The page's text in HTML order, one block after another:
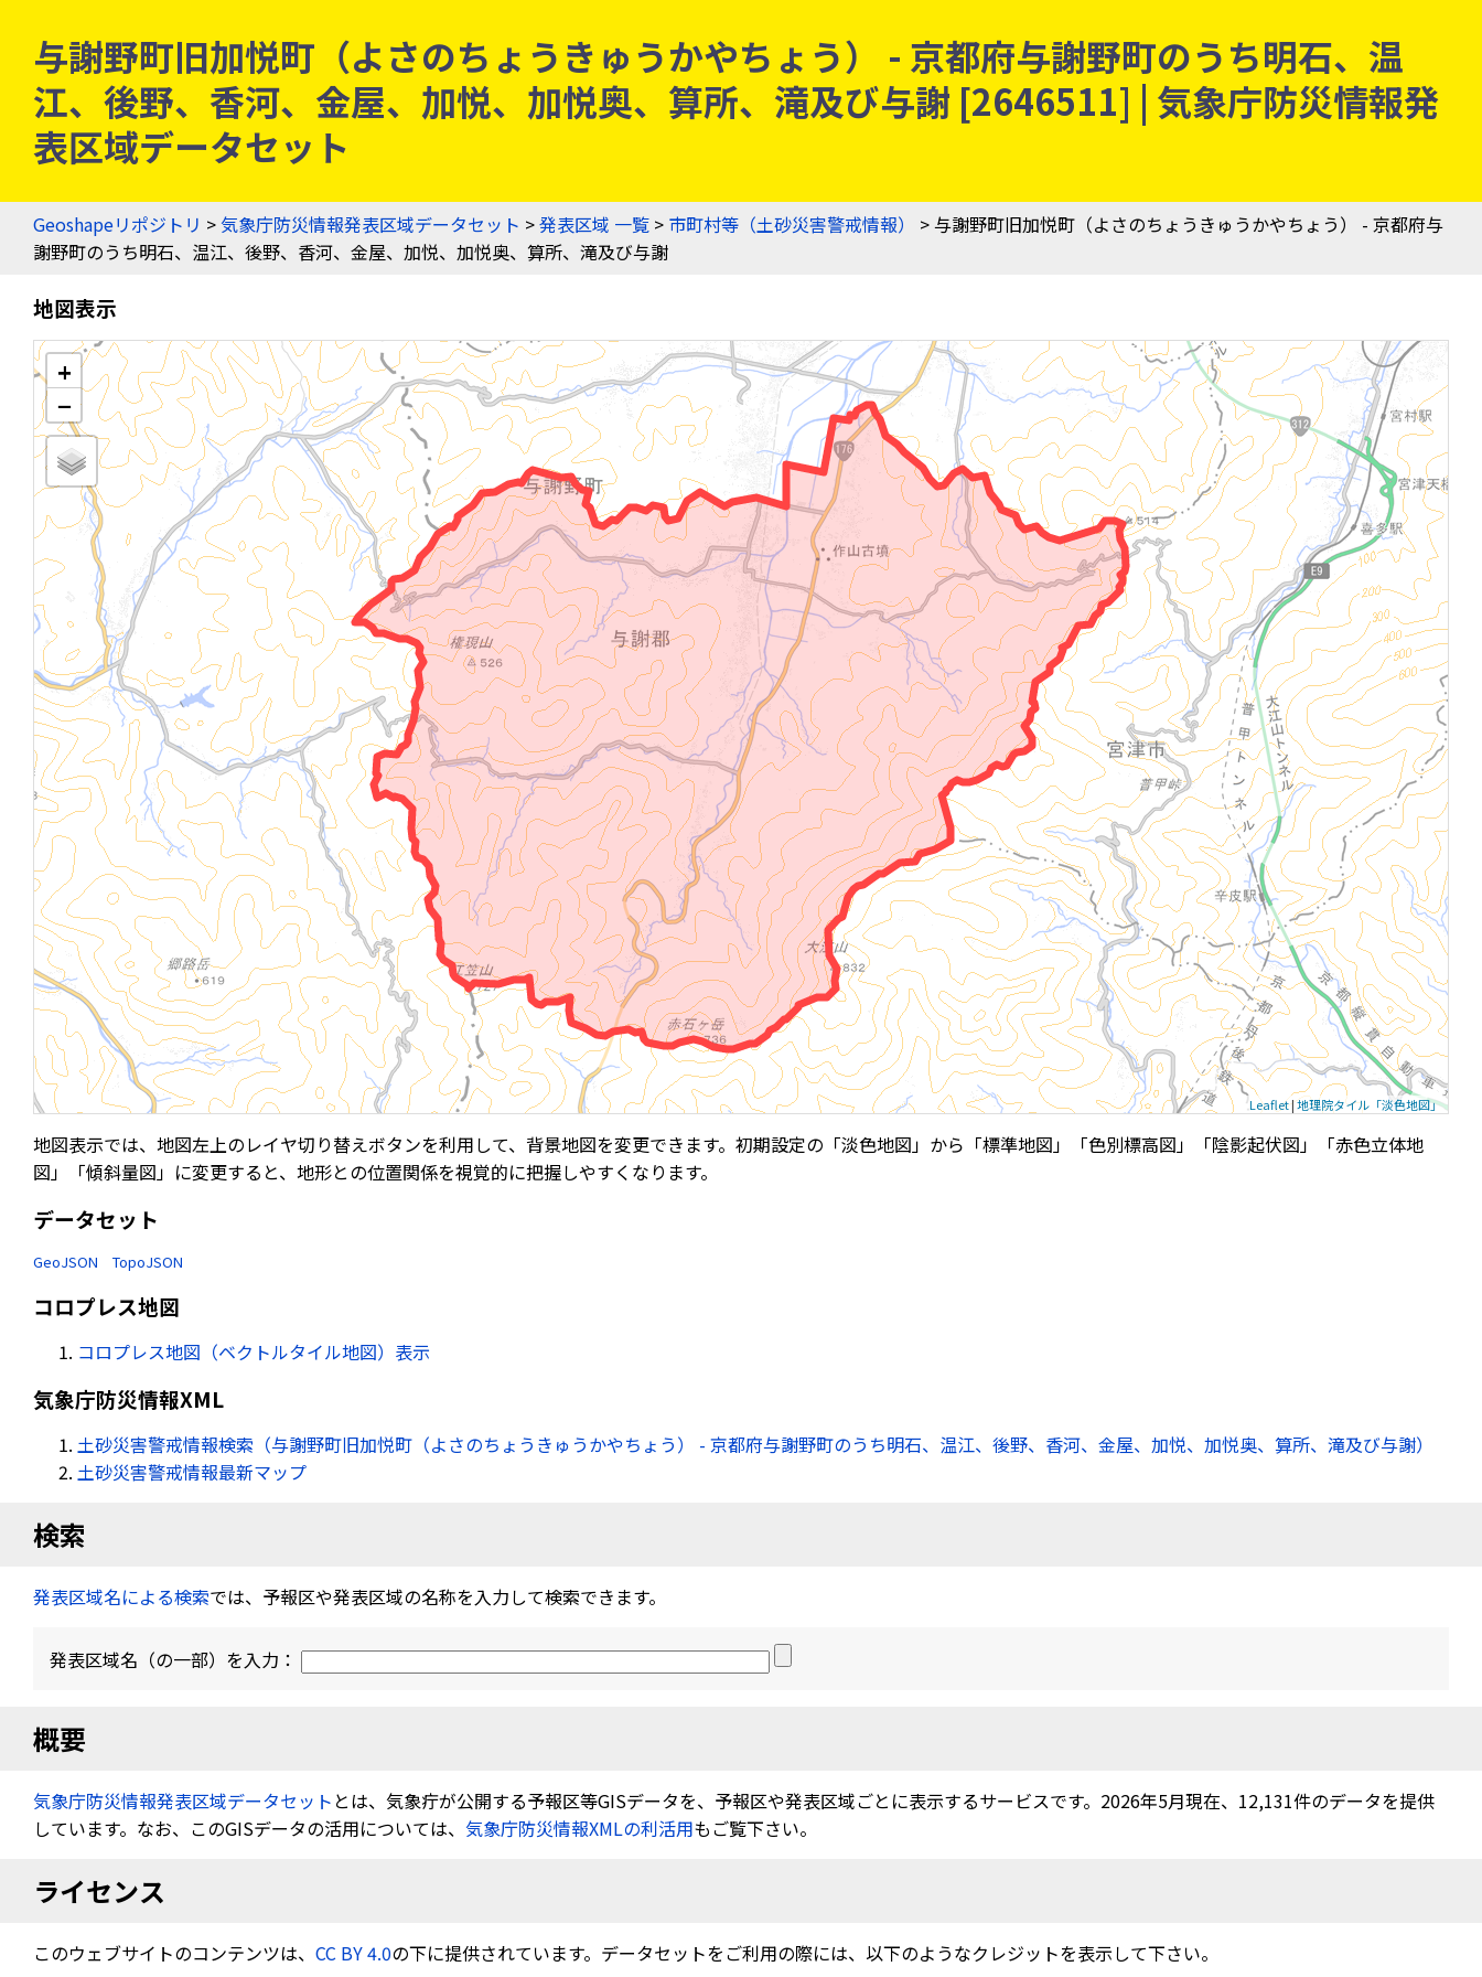
与謝野町旧加悦町（よさのちょうきゅうかやちょう） - 京都府与謝野町のうち明石、温
江、後野、香河、金屋、加悦、加悦奥、算所、滝及び与謝 [2646511] | 気象庁防災情報発
表区域データセット
Geoshapeリポジトリ >気象庁防災情報発表区域データセット >発表区域 一覧 > 市町村等（土砂災害警戒情報）
> 与謝野町旧加悦町（よさのちょうきゅうかやちょう） - 京都府与
謝野町のうち明石、温江、後野、香河、金屋、加悦、加悦奥、算所、滝及び与謝
地図表示
+
−
Leaflet|地理院タイル「淡色地図」
地図表示では、地図左上のレイヤ切り替えボタンを利用して、背景地図を変更できます。初期設定の「淡色地図」から「標準地図」「色別標高図」「陰影起伏図」「赤色立体地
図」「傾斜量図」に変更すると、地形との位置関係を視覚的に把握しやすくなります。
データセット
GeoJSON TopoJSON
コロプレス地図
コロプレス地図（ベクトルタイル地図）表示
気象庁防災情報XML
土砂災害警戒情報検索（与謝野町旧加悦町（よさのちょうきゅうかやちょう） - 京都府与謝野町のうち明石、温江、後野、香河、金屋、加悦、加悦奥、算所、滝及び与謝）
土砂災害警戒情報最新マップ
検索
発表区域名による検索では、予報区や発表区域の名称を入力して検索できます。
発表区域名（の一部）を入力：
概要
気象庁防災情報発表区域データセット とは、気象疔が公開する予報区等GISデータを、予報区や発表区域ごとに表示するサービスです。2026年5月現在、12,131件のデータを提供
しています。なお、このGISデータの活用については、 気象庁防災情報XMLの利活用もご覧下さい。
ライセンス
このウェブサイトのコンテンツは、 CC BY 4.0の下に提供されています。データセットをご利用の際には、以下のようなクレジットを表示して下さい。